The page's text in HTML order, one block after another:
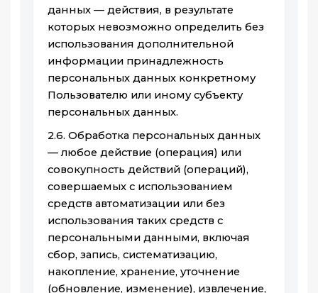
данных — действия, в результате
которых невозможно определить без
использования дополнительной
информации принадлежность
персональных данных конкретному
Пользователю или иному субъекту
персональных данных.
2.6. Обработка персональных данных
— любое действие (операция) или
совокупность действий (операций),
совершаемых с использованием
средств автоматизации или без
использования таких средств с
персональными данными, включая
сбор, запись, систематизацию,
накопление, хранение, уточнение
(обновление, изменение), извлечение,